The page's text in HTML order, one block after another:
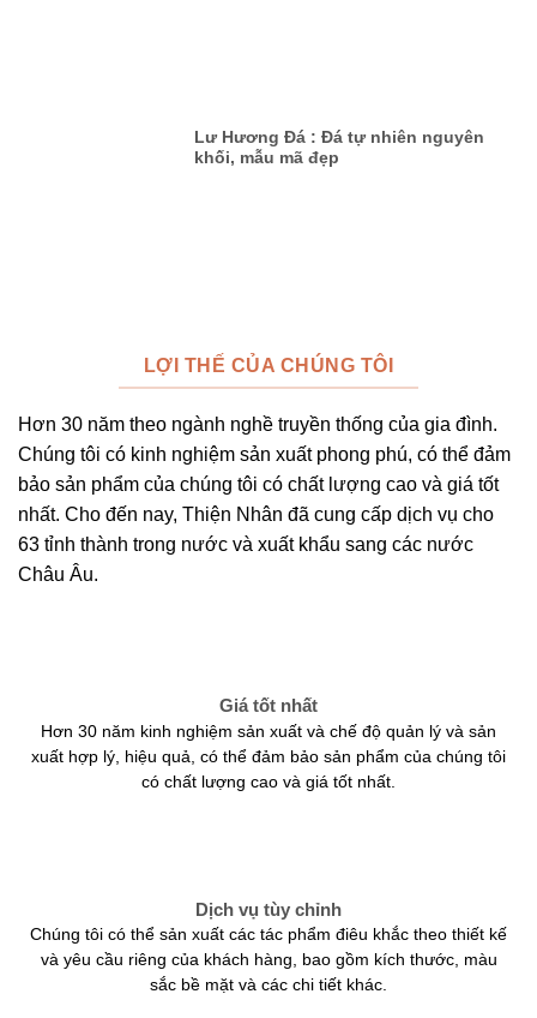
Lư Hương Đá : Đá tự nhiên nguyên
khối, mẫu mã đẹp
LỢI THẾ CỦA CHÚNG TÔI
Hơn 30 năm theo ngành nghề truyền thống của gia đình.
Chúng tôi có kinh nghiệm sản xuất phong phú, có thể đảm
bảo sản phẩm của chúng tôi có chất lượng cao và giá tốt
nhất. Cho đến nay, Thiện Nhân đã cung cấp dịch vụ cho
63 tỉnh thành trong nước và xuất khẩu sang các nước
Châu Âu.
Giá tốt nhất
Hơn 30 năm kinh nghiệm sản xuất và chế độ quản lý và sản
xuất hợp lý, hiệu quả, có thể đảm bảo sản phẩm của chúng tôi
có chất lượng cao và giá tốt nhất.
Dịch vụ tùy chỉnh
Chúng tôi có thể sản xuất các tác phẩm điêu khắc theo thiết kế
và yêu cầu riêng của khách hàng, bao gồm kích thước, màu
sắc bề mặt và các chi tiết khác.